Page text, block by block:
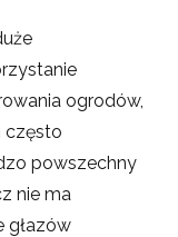
ogrodów,
często
powszechny
nie ma
głazów